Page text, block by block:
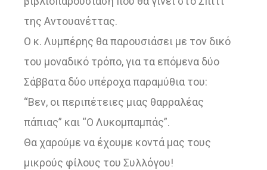
της Αντουανέττας.
Ο κ. Λυμπέρης θα παρουσιάσει με τον δικό
του μοναδικό τρόπο, για τα επόμενα δύο
Σάββατα δύο υπέροχα παραμύθια του:
“Βεν, οι περιπέτειες μιας θαρραλέας
πάπιας” και “Ο Λυκομπαμπάς”.
Θα χαρούμε να έχουμε κοντά μας τους
μικρούς φίλους του Συλλόγου!